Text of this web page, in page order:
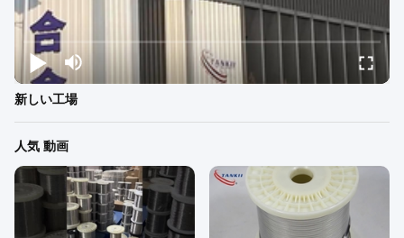
新しい工場
人気 動画